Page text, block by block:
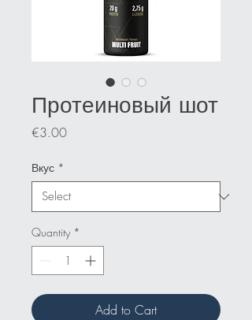
Протеиновый шот
€3.00Price
Вкус *
Quantity *
Add to Cart